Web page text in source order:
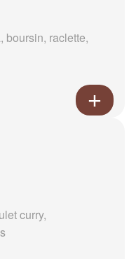
boursin, raclette,
curry,